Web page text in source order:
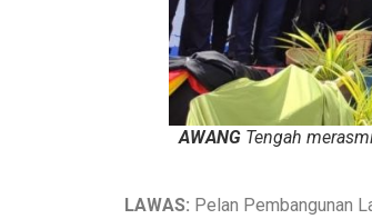
AWANGTengah
LAWAS: Pelan Pembangunan